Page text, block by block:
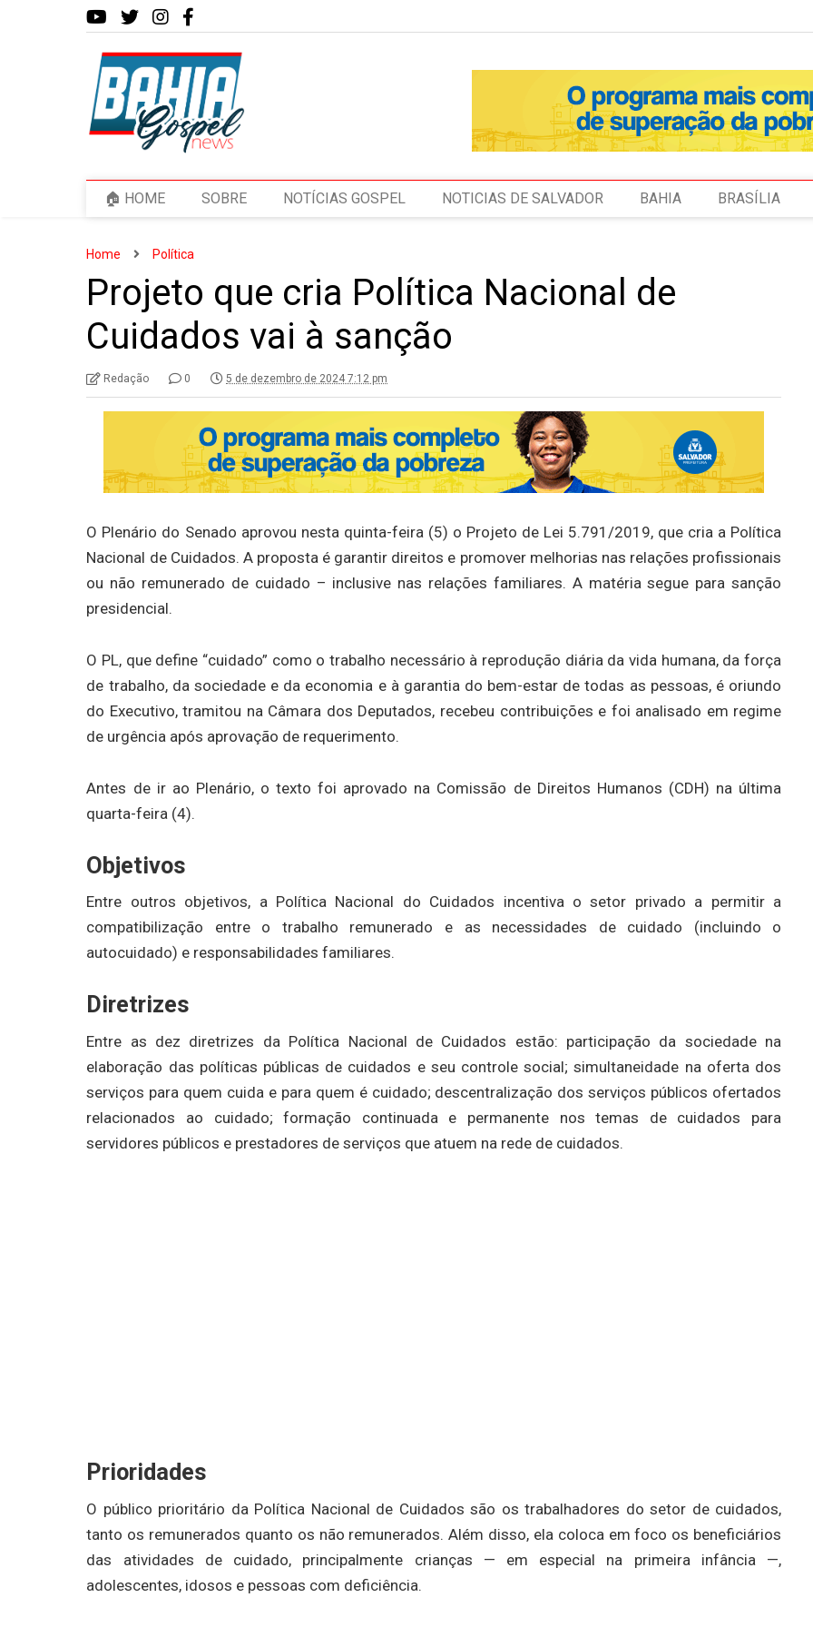
🏠 HOME SOBRE NOTÍCIAS GOSPEL NOTICIAS DE SALVADOR BAHIA BRASÍLIA
Home Política
Projeto que cria Política Nacional de
Cuidados vai à sanção
Redação 0 5 de dezembro de 2024 7:12 pm
O Plenário do Senado aprovou nesta quinta-feira (5) o Projeto de Lei 5.791/2019, que cria a Política
Nacional de Cuidados. A proposta é garantir direitos e promover melhorias nas relações profissionais
ou não remunerado de cuidado – inclusive nas relações familiares. A matéria segue para sanção
presidencial.
O PL, que define “cuidado” como o trabalho necessário à reprodução diária da vida humana, da força
de trabalho, da sociedade e da economia e à garantia do bem-estar de todas as pessoas, é oriundo
do Executivo, tramitou na Câmara dos Deputados, recebeu contribuições e foi analisado em regime
de urgência após aprovação de requerimento.
Antes de ir ao Plenário, o texto foi aprovado na Comissão de Direitos Humanos (CDH) na última
quarta-feira (4).
Objetivos
Entre outros objetivos, a Política Nacional do Cuidados incentiva o setor privado a permitir a
compatibilização entre o trabalho remunerado e as necessidades de cuidado (incluindo o
autocuidado) e responsabilidades familiares.
Diretrizes
Entre as dez diretrizes da Política Nacional de Cuidados estão: participação da sociedade na
elaboração das políticas públicas de cuidados e seu controle social; simultaneidade na oferta dos
serviços para quem cuida e para quem é cuidado; descentralização dos serviços públicos ofertados
relacionados ao cuidado; formação continuada e permanente nos temas de cuidados para
servidores públicos e prestadores de serviços que atuem na rede de cuidados.
Prioridades
O público prioritário da Política Nacional de Cuidados são os trabalhadores do setor de cuidados,
tanto os remunerados quanto os não remunerados. Além disso, ela coloca em foco os beneficiários
das atividades de cuidado, principalmente crianças — em especial na primeira infância —,
adolescentes, idosos e pessoas com deficiência.